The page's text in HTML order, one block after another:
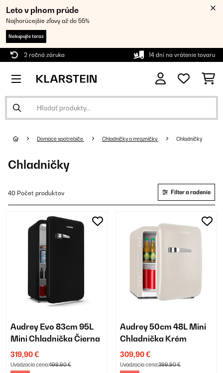
Leto v plnom prúde
Najhorúcejšie zľavy až do 55%
Nakupujte teraz
2 ročná záruka 14 dní na vrátenie tovaru
Domáce spotrebiče Chladničky a mrazničky Chladničky
Chladničky
40 Počet produktov Filter a radenie
Audrey Evo 83cm 95L
Mini Chladnička Čierna
319,90 €
Uvádzacia cena:499,90 €
Audrey 50cm 48L Mini
Chladnička Krém
309,90 €
Uvádzacia cena:399,90 €